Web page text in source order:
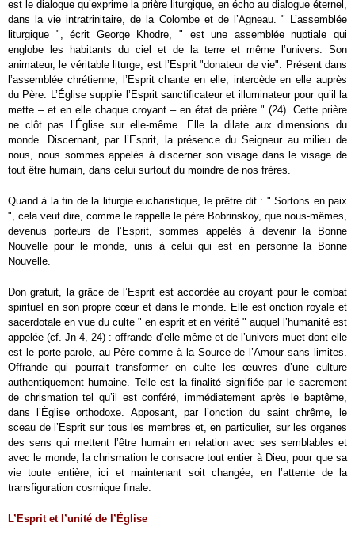
est le dialogue qu’exprime la prière liturgique, en écho au dialogue éternel,
dans la vie intratrinitaire, de la Colombe et de l’Agneau. " L’assemblée
liturgique ", écrit George Khodre, " est une assemblée nuptiale qui
englobe les habitants du ciel et de la terre et même l’univers. Son
animateur, le véritable liturge, est l’Esprit "donateur de vie". Présent dans
l’assemblée chrétienne, l’Esprit chante en elle, intercède en elle auprès
du Père. L’Église supplie l’Esprit sanctificateur et illuminateur pour qu’il la
mette – et en elle chaque croyant – en état de prière " (24). Cette prière
ne clôt pas l’Église sur elle-même. Elle la dilate aux dimensions du
monde. Discernant, par l’Esprit, la présence du Seigneur au milieu de
nous, nous sommes appelés à discerner son visage dans le visage de
tout être humain, dans celui surtout du moindre de nos frères.
Quand à la fin de la liturgie eucharistique, le prêtre dit : " Sortons en paix
", cela veut dire, comme le rappelle le père Bobrinskoy, que nous-mêmes,
devenus porteurs de l’Esprit, sommes appelés à devenir la Bonne
Nouvelle pour le monde, unis à celui qui est en personne la Bonne
Nouvelle.
Don gratuit, la grâce de l’Esprit est accordée au croyant pour le combat
spirituel en son propre cœur et dans le monde. Elle est onction royale et
sacerdotale en vue du culte " en esprit et en vérité " auquel l’humanité est
appelée (cf. Jn 4, 24) : offrande d’elle-même et de l’univers muet dont elle
est le porte-parole, au Père comme à la Source de l’Amour sans limites.
Offrande qui pourrait transformer en culte les œuvres d’une culture
authentiquement humaine. Telle est la finalité signifiée par le sacrement
de chrismation tel qu’il est conféré, immédiatement après le baptême,
dans l’Église orthodoxe. Apposant, par l’onction du saint chrême, le
sceau de l’Esprit sur tous les membres et, en particulier, sur les organes
des sens qui mettent l’être humain en relation avec ses semblables et
avec le monde, la chrismation le consacre tout entier à Dieu, pour que sa
vie toute entière, ici et maintenant soit changée, en l’attente de la
transfiguration cosmique finale.
L’Esprit et l’unité de l’Église